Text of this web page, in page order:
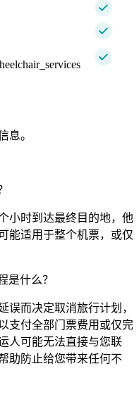
息。
小时到达最终目的地，他
能适用于整个机票，或仅
是什么？
误而决定取消旅行计划，
支付全部门票费用或仅完
人可能无法直接与您联
助防止给您带来任何不